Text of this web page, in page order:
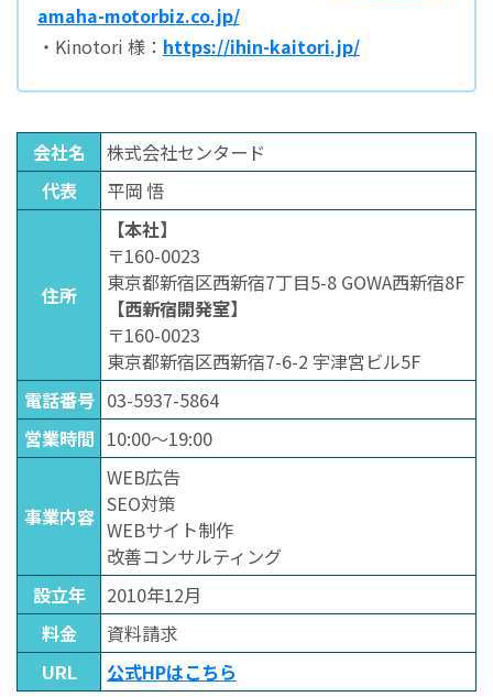
amaha-motorbiz.co.jp/
・Kinotori 様： https://ihin-kaitori.jp/
会社名
株式会社センタード
代表
平岡 悟
住所
【本社】
〒160-0023
東京都新宿区西新宿7丁目5-8 GOWA西新宿8F
【西新宿開発室】
〒160-0023
東京都新宿区西新宿7-6-2 宇津宮ビル5F
電話番号 03-5937-5864
営業時間 10:00〜19:00
事業内容
WEB広告
SEO対策
WEBサイト制作
改善コンサルティング
設立年
2010年12月
料金
資料請求
URL
公式HPはこちら